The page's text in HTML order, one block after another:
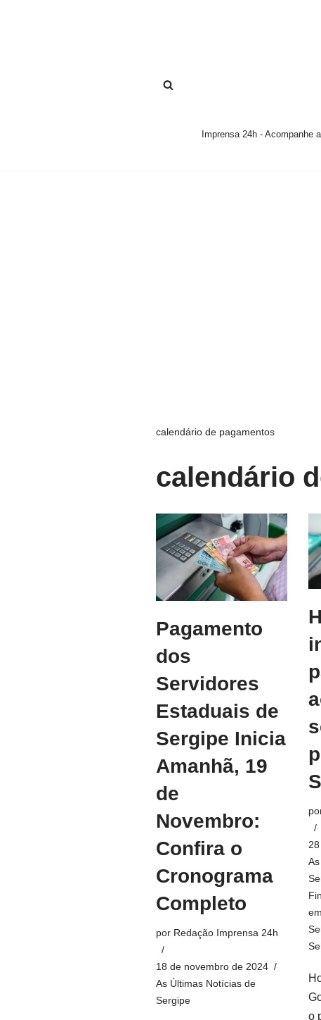
Imprensa 24h - Acompanhe
calendário de pagamentos
calendário
Pagamento
dos
Servidores
Estaduais de
Sergipe Inicia
Amanhã, 19
de
Novembro:
Confira o
Cronograma
Completo
por Redação Imprensa 24h
18 de novembro de 2024
As Últimas Notícias de
Sergipe
o